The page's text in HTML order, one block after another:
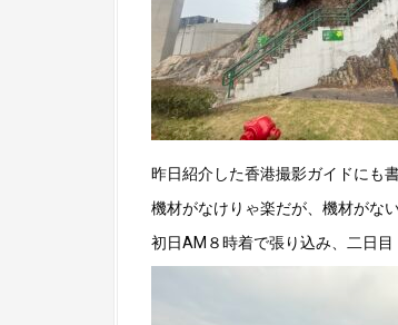
昨日紹介した香港撮影ガイドにも
機材がなけりゃ楽だが、機材がな
初日AM８時着で張り込み、二日